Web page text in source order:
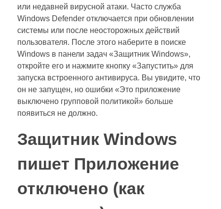
или недавней вирусной атаки. Часто служба
Windows Defender отключается при обновлении
системы или после неосторожных действий
пользователя. После этого наберите в поиске
Windows в панели задач «Защитник Windows»,
откройте его и нажмите кнопку «Запустить» для
запуска встроенного антивируса. Вы увидите, что
он не запущен, но ошибки «Это приложение
выключено групповой политикой» больше
появиться не должно.
Защитник Windows
пишет Приложение
отключено (как